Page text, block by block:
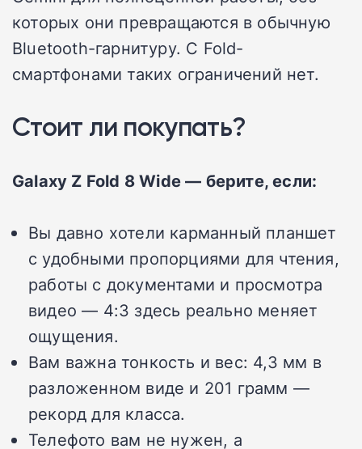
которых они превращаются в обычную
Bluetooth-гарнитуру. С Fold-
смартфонами таких ограничений нет.
Стоит ли покупать?
Galaxy Z Fold 8 Wide — берите, если:
Вы давно хотели карманный планшет
с удобными пропорциями для чтения,
работы с документами и просмотра
видео — 4:3 здесь реально меняет
ощущения.
Вам важна тонкость и вес: 4,3 мм в
разложенном виде и 201 грамм —
рекорд для класса.
Телефото вам не нужен, а